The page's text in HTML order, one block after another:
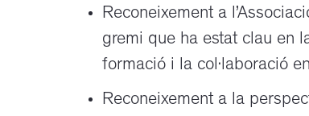
Reconeixement a
gremi que ha estat clau en
formació i la col·laboració
Reconeixement a la